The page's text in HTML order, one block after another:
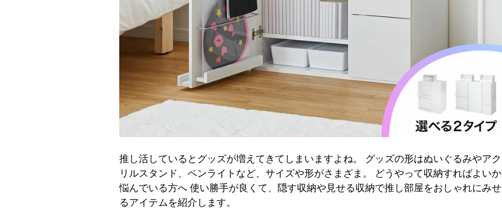
推し活しているとグッズが増えてきてしまいますよね。 グッズの形はぬいぐるみやアク
リルスタンド、ペンライトなど、サイズや形がさまざま。 どうやって収納すればよいか
悩んでいる方へ 使い勝手が良くて、隠す収納や見せる収納で推し部屋をおしゃれにみせ
るアイテムを紹介します。